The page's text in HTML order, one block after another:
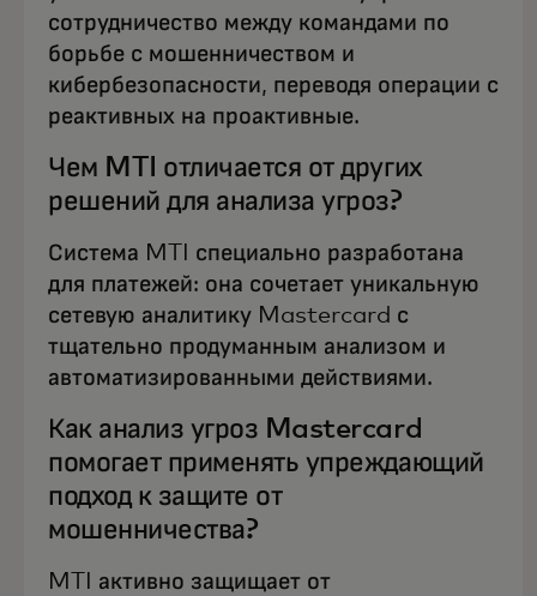
сотрудничество между командами по
борьбе с мошенничеством и
кибербезопасности, переводя операции с
реактивных на проактивные.
Чем MTI отличается от других
решений для анализа угроз?
Система MTI специально разработана
для платежей: она сочетает уникальную
сетевую аналитику Mastercard с
тщательно продуманным анализом и
автоматизированными действиями.
Как анализ угроз Mastercard
помогает применять упреждающий
подход к защите от
мошенничества?
MTI активно защищает от